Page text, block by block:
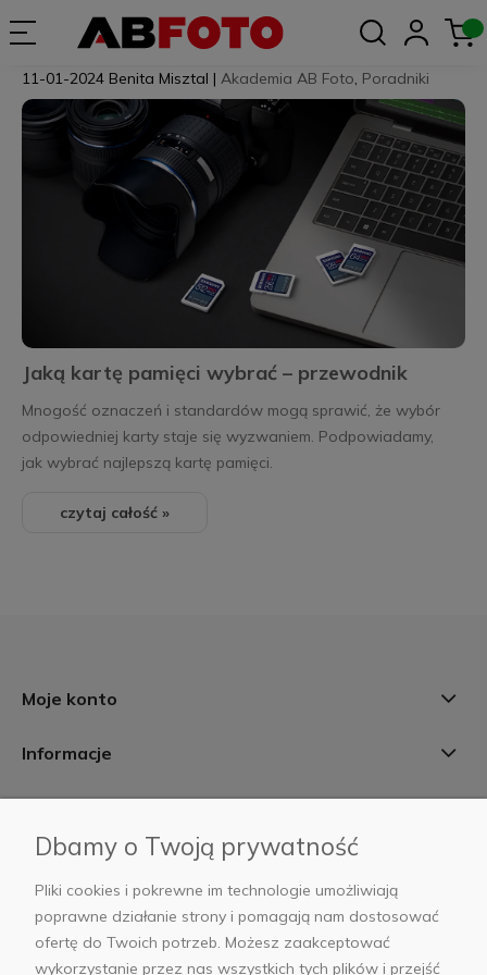
Jaką kartę pamięci wybrać – przewodnik
11-01-2024 Benita Misztal | Akademia AB Foto, Poradniki
Mnogość oznaczeń i standardów mogą sprawić, że wybór
odpowiedniej karty staje się wyzwaniem. Podpowiadamy,
jak wybrać najlepszą kartę pamięci.
czytaj całość »
Moje konto
Informacje
AB Foto
Dbamy o Twoją prywatność
Pliki cookies i pokrewne im technologie umożliwiają
poprawne działanie strony i pomagają nam dostosować
ofertę do Twoich potrzeb. Możesz zaakceptować
wykorzystanie przez nas wszystkich tych plików i przejść